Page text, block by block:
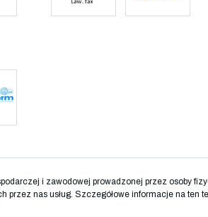
i zawodowej prowadzonej przez osoby
nas usług. Szczegółowe informacje na ten